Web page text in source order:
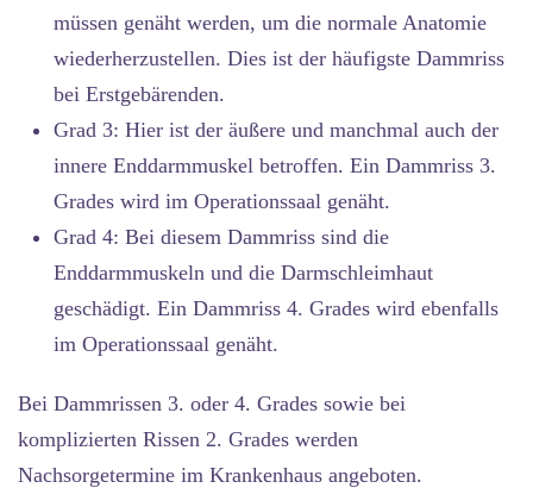
müssen genäht werden, um die normale Anatomie
wiederherzustellen. Dies ist der häufigste Dammriss
bei Erstgebärenden.
Grad 3: Hier ist der äußere und manchmal auch der
innere Enddarmmuskel betroffen. Ein Dammriss 3.
Grades wird im Operationssaal genäht.
Grad 4: Bei diesem Dammriss sind die
Enddarmmuskeln und die Darmschleimhaut
geschädigt. Ein Dammriss 4. Grades wird ebenfalls
im Operationssaal genäht.
Bei Dammrissen 3. oder 4. Grades sowie bei
komplizierten Rissen 2. Grades werden
Nachsorgetermine im Krankenhaus angeboten.